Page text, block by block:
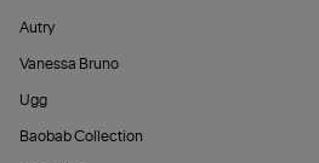
Autry
Vanessa Bruno
Ugg
Baobab Collection